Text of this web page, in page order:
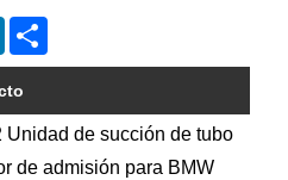
LinkedIn
de succión de tubo
de admisión para BMW